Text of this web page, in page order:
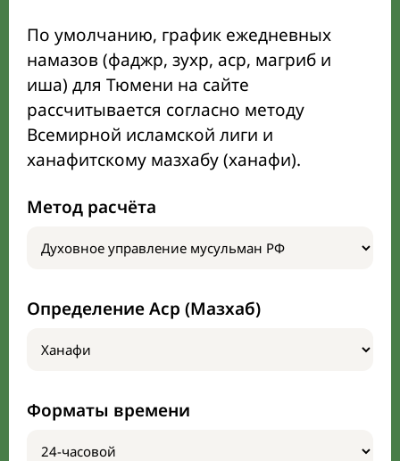
По умолчанию, график ежедневных
намазов (фаджр, зухр, аср, магриб и
иша) для Тюмени на сайте
рассчитывается согласно методу
Всемирной исламской лиги и
ханафитскому мазхабу (ханафи).
Метод расчёта
Определение Аср (Мазхаб)
Форматы времени